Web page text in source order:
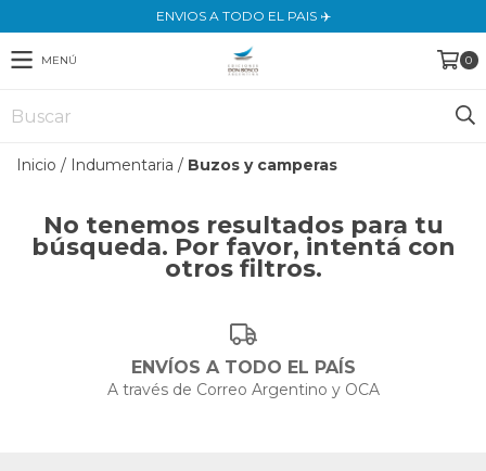
ENVIOS A TODO EL PAIS ✈️
MENÚ 0
Inicio / Indumentaria / Buzos y camperas
No tenemos resultados para tu
búsqueda. Por favor, intentá con
otros filtros.
ENVÍOS A TODO EL PAÍS
A través de Correo Argentino y OCA